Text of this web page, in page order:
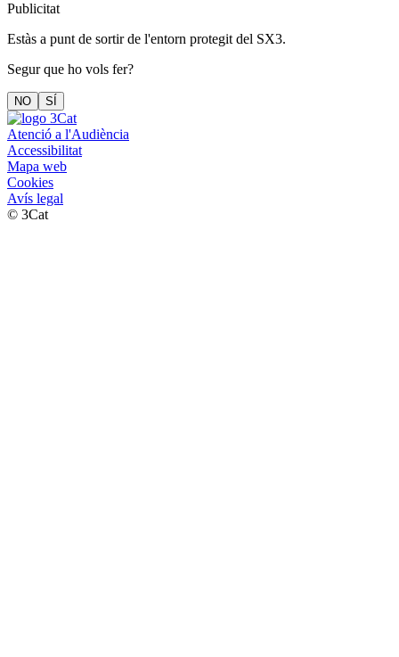
Publicitat
Estàs a punt de sortir de l'entorn protegit del SX3.
Segur que ho vols fer?
NO SÍ
Atenció a l'Audiència
Accessibilitat
Mapa web
Cookies
Avís legal
© 3Cat